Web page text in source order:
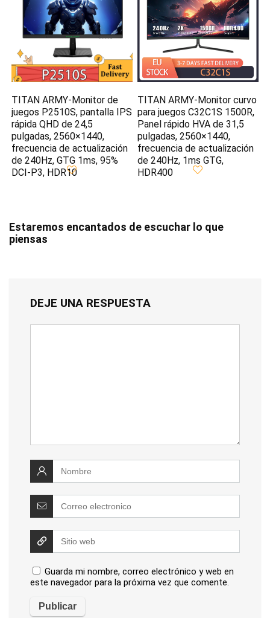
TITAN ARMY-Monitor de
juegos P2510S, pantalla IPS
rápida QHD de 24,5
pulgadas, 2560×1440,
frecuencia de actualización
de 240Hz, GTG 1ms, 95%
DCI-P3, HDR10
TITAN ARMY-Monitor curvo
para juegos C32C1S 1500R,
Panel rápido HVA de 31,5
pulgadas, 2560×1440,
frecuencia de actualización
de 240Hz, 1ms GTG,
HDR400
Estaremos encantados de escuchar lo que
piensas
DEJE UNA RESPUESTA
Guarda mi nombre, correo electrónico y web en
este navegador para la próxima vez que comente.